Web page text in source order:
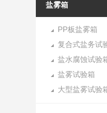
盐雾箱
PP板盐雾箱
复合式盐务试
盐水腐蚀试验
盐雾试验箱
大型盐雾试验